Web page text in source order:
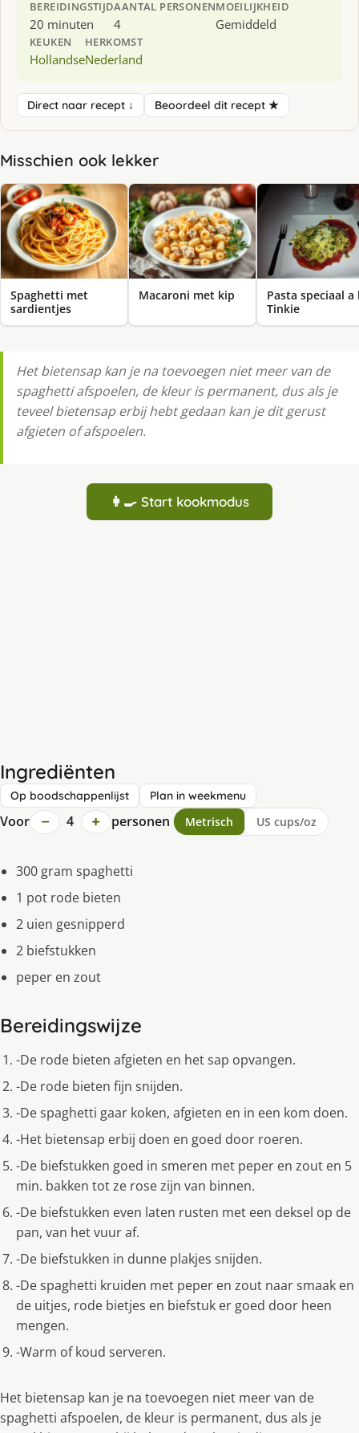
BEREIDINGSTIJD
20 minuten
AANTAL PERSONEN
4
MOEILIJKHEID
Gemiddeld
KEUKEN
Hollandse
HERKOMST
Nederland
Direct naar recept ↓ Beoordeel dit recept ★
Misschien ook lekker
Spaghetti met
sardientjes
Macaroni met kip
Pasta speciaal a
Tinkie
Het bietensap kan je na toevoegen niet meer van de
spaghetti afspoelen, de kleur is permanent, dus als je
teveel bietensap erbij hebt gedaan kan je dit gerust
afgieten of afspoelen.
👩‍🍳 Start kookmodus
Ingrediënten
Op boodschappenlijst Plan in weekmenu
Voor − 4 + personen Metrisch US cups/oz
300 gram spaghetti
1 pot rode bieten
2 uien gesnipperd
2 biefstukken
peper en zout
Bereidingswijze
-De rode bieten afgieten en het sap opvangen.
-De rode bieten fijn snijden.
-De spaghetti gaar koken, afgieten en in een kom doen.
-Het bietensap erbij doen en goed door roeren.
-De biefstukken goed in smeren met peper en zout en 5
min. bakken tot ze rose zijn van binnen.
-De biefstukken even laten rusten met een deksel op de
pan, van het vuur af.
-De biefstukken in dunne plakjes snijden.
-De spaghetti kruiden met peper en zout naar smaak en
de uitjes, rode bietjes en biefstuk er goed door heen
mengen.
-Warm of koud serveren.
Het bietensap kan je na toevoegen niet meer van de
spaghetti afspoelen, de kleur is permanent, dus als je